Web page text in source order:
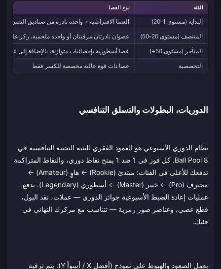
الفئة نوع العصا
البداية (مستوى 1-20)
العصا الافتراضية + واحدة نادرة من صناديق النصر
المنتصف (مستوى 20-50)
عصوان نادرتان مرقيتان أو واحدة ملحمية، ركز على
المتأخر (مستوى 50+)
عصا أسطورية بإحصائيات متوازنة، بالإضافة إلى عصا
التخصصية
عصا ذات قوة عالية مخصصة للكسر فقط
الدوريات، البطولات والتسلق التنافسي
نظام الدوري الأسبوعي هو العمود الفقري للبنية التحتية التنافسية في
8 Ball Pool. كل فوز في 1 ضد 1 يمنح نقاط دوري، والنقاط المتراكمة
تدفعك للأعلى في الفئات: مبتدئ (Rookie) ← هاوٍ (Amateur) ←
محترف (Pro) ← خبير (Master) ← أسطوري (Legendary). تدفع
عمليات إعادة الضبط الأسبوعية جوائز الدوري — عملات، نقد البول،
قطع عصي، وعناصر صور رمزية — تتناسب مع مركزك النهائي في
فئتك.
يعمل الصعود والهبوط على نموذج (أفضل X / أسوأ Y): يتم ترقية